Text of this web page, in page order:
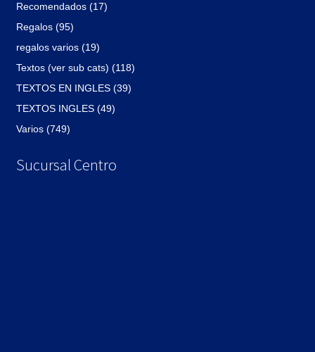
Recomendados (17)
Regalos (95)
regalos varios (19)
Textos (ver sub cats) (118)
TEXTOS EN INGLES (39)
TEXTOS INGLES (49)
Varios (749)
Sucursal Centro